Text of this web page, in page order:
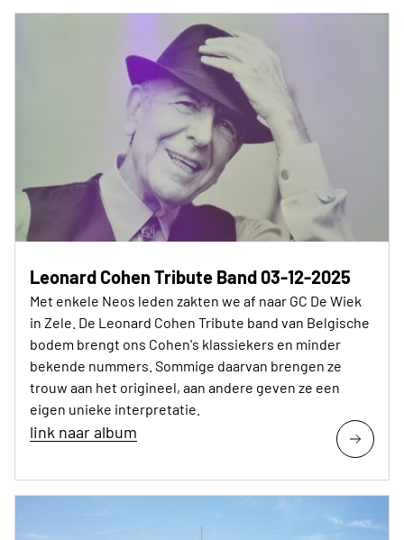
Leonard Cohen Tribute Band 03-12-2025
Met enkele Neos leden zakten we af naar GC De Wiek
in Zele. De Leonard Cohen Tribute band van Belgische
bodem brengt ons Cohen's klassiekers en minder
bekende nummers. Sommige daarvan brengen ze
trouw aan het origineel, aan andere geven ze een
eigen unieke interpretatie.
link naar album